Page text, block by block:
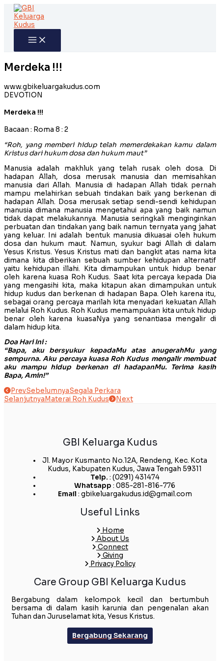
Skip
content
Merdeka !!!
www.gbikeluargakudus.com
DEVOTION
Merdeka !!!
Bacaan : Roma 8 : 2
“Roh, yang memberi hidup telah memerdekakan kamu dalam
Kristus dari hukum dosa dan hukum maut”
Manusia adalah makhluk yang telah rusak oleh dosa. Di
hadapan Allah, dosa merusak manusia dan memisahkan
manusia dari Allah. Manusia di hadapan Allah tidak pernah
mampu melahirkan sebuah tindakan baik yang berkenan di
hadapan Allah. Dosa merusak setiap sendi-sendi kehidupan
manusia dimana manusia mengetahui apa yang baik namun
tidak dapat melakukannya. Manusia seringkali menginginkan
perbuatan dan tindakan yang baik namun ternyata yang jahat
yang keluar. Ini adalah bentuk manusia dikuasai oleh hukum
dosa dan hukum maut. Namun, syukur bagi Allah di dalam
Yesus Kristus. Yesus Kristus mati dan bangkit atas nama kita
dimana kita diberikan sebuah sumber kehidupan alternatif
yaitu kehidupan illahi. Kita dimampukan untuk hidup benar
oleh karena kuasa Roh Kudus. Saat kita percaya kepada Dia
yang mengasihi kita, maka kitapun akan dimampukan untuk
hidup kudus dan berkenan di hadapan Bapa. Oleh karena itu,
sebagai orang percaya marilah kita menyadari kekuatan Allah
melalui Roh Kudus. Roh Kudus memampukan kita untuk hidup
benar oleh karena kuasaNya yang senantiasa mengalir di
dalam hidup kita.
Doa Hari Ini :
“Bapa, aku bersyukur kepadaMu atas anugerahMu yang
sempurna. Aku percaya kuasa Roh Kudus mengalir membuat
aku mampu hidup berkenan di hadapanMu. Terima kasih
Bapa, Amin!”
PrevSebelumnyaSegala Perkara
Selanjutnya Materai Roh Kudus Next
GBI Keluarga Kudus
Jl. Mayor Kusmanto No.12A, Rendeng, Kec. Kota
Kudus, Kabupaten Kudus, Jawa Tengah 59311
Telp. : (0291) 431474
Whatsapp : 085-281-816-776
Email : gbikeluargakudus.id@gmail.com
Useful Links
Home
About Us
Connect
Giving
Privacy Policy
Care Group GBI Keluarga Kudus
Bergabung dalam kelompok kecil dan bertumbuh
bersama di dalam kasih karunia dan pengenalan akan
Tuhan dan Juruselamat kita, Yesus Kristus.
Bergabung Sekarang